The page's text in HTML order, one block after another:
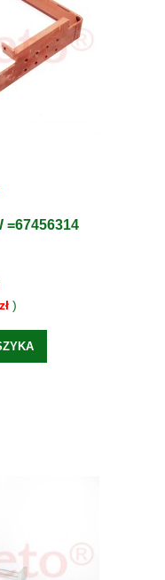
=67456314
)